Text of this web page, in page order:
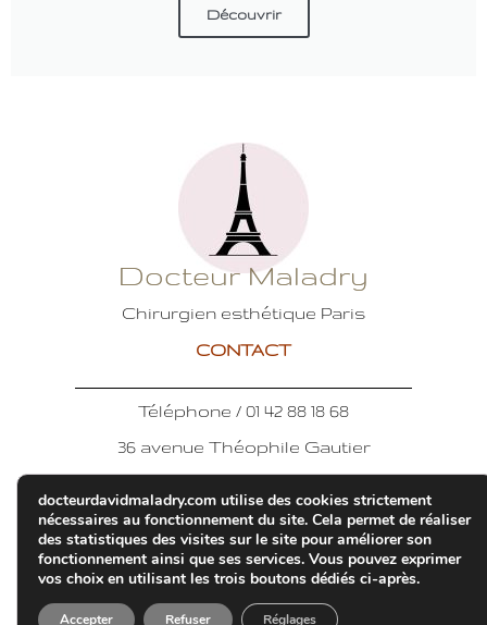
Découvrir
Docteur Maladry
Chirurgien esthétique Paris
CONTACT
Téléphone / 01 42 88 18 68
36 avenue Théophile Gautier
E-mail :
assistante.drmaladry@gmail.com
Mentions légales
docteurdavidmaladry.com utilise des cookies strictement
nécessaires au fonctionnement du site. Cela permet de réaliser
des statistiques des visites sur le site pour améliorer son
fonctionnement ainsi que ses services. Vous pouvez exprimer
vos choix en utilisant les trois boutons dédiés ci-après.
Accepter Refuser Réglages